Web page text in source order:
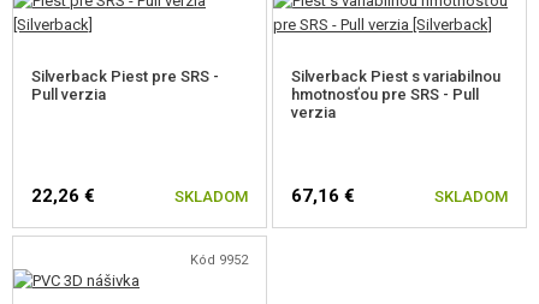
Silverback Piest pre SRS -
Pull verzia
22,26 € SKLADOM
Silverback Piest s variabilnou
hmotnosťou pre SRS - Pull
verzia
67,16 € SKLADOM
Kód 9952